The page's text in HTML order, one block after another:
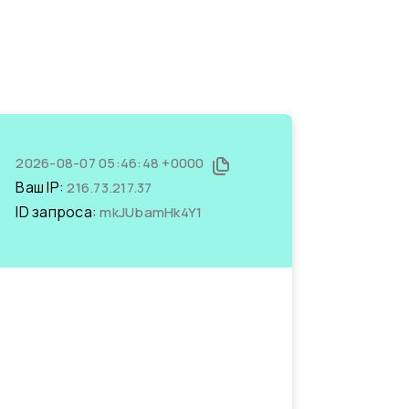
2026-08-07 05:46:48 +0000
Ваш IP:216.73.217.37
ID запроса:mkJUbamHk4Y1